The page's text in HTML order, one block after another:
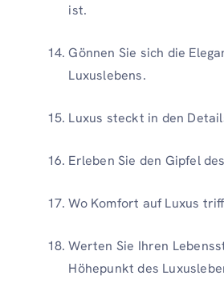
ist.
Gönnen Sie sich die
Luxuslebens.
Luxus steckt in den
Erleben Sie den Gipfel
Wo Komfort auf Luxus
Werten Sie Ihren
Höhepunkt des